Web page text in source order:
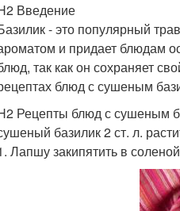
Введение
- это популярный
и придает блюдам
так как он сохраняет
блюд с сушеным
Рецепты блюд с сушеным
базилик 2 ст. л.
Лапшу закипятить в